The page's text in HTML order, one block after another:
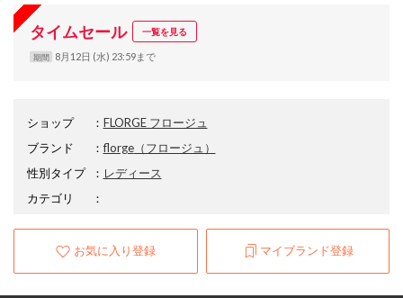
タイムセール 一覧を見る
期間 8月12日 (水) 23:59まで
ショップ ： FLORGE フロージュ
ブランド
：florge（フロージュ）
性別タイプ
： レディース
カテゴリ
：
お気に入り登録 マイブランド登録